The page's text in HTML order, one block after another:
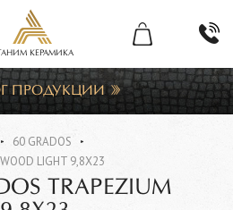
КЕРАМИКА
ПРОДУКЦИИ
60 GRADOS
LIGHT 9,8X23
TRAPEZIUM